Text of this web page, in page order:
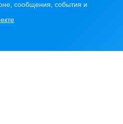
сообщения, события и